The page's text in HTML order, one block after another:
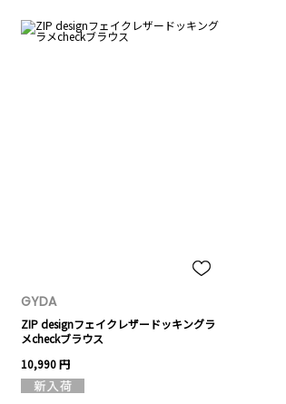
GYDA
ZIP designフェイクレザードッキングラ
メcheckブラウス
10,990 円